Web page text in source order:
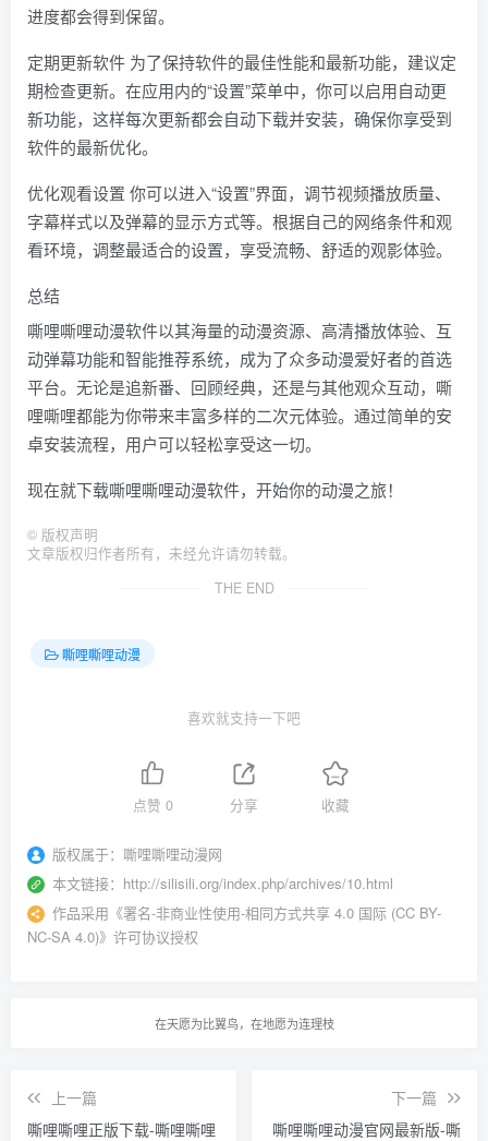
进度都会得到保留。
定期更新软件 为了保持软件的最佳性能和最新功能，建议定
期检查更新。在应用内的“设置”菜单中，你可以启用自动更
新功能，这样每次更新都会自动下载并安装，确保你享受到
软件的最新优化。
优化观看设置 你可以进入“设置”界面，调节视频播放质量、
字幕样式以及弹幕的显示方式等。根据自己的网络条件和观
看环境，调整最适合的设置，享受流畅、舒适的观影体验。
总结
嘶哩嘶哩动漫软件以其海量的动漫资源、高清播放体验、互
动弹幕功能和智能推荐系统，成为了众多动漫爱好者的首选
平台。无论是追新番、回顾经典，还是与其他观众互动，嘶
哩嘶哩都能为你带来丰富多样的二次元体验。通过简单的安
卓安装流程，用户可以轻松享受这一切。
现在就下载嘶哩嘶哩动漫软件，开始你的动漫之旅！
© 版权声明
文章版权归作者所有，未经允许请勿转载。
THE END
嘶哩嘶哩动漫
喜欢就支持一下吧
点赞 0 分享 收藏
版权属于： 嘶哩嘶哩动漫网
本文链接： http://silisili.org/index.php/archives/10.html
作品采用 《署名-非商业性使用-相同方式共享 4.0 国际 (CC BY-
NC-SA 4.0)》许可协议授权
在天愿为比翼鸟，在地愿为连理枝
上一篇
嘶哩嘶哩正版下载-嘶哩嘶哩
下一篇
嘶哩嘶哩动漫官网最新版-嘶